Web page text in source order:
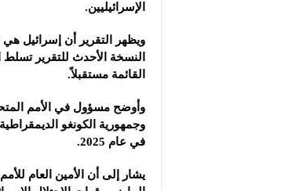
الإسرائيليين.‏
ويظهر التقرير أن إسرائيل هي
النسخة الأحدث للتقرير
القائمة مستقبلاً.‏
وأوضح مسؤول في الأمم
وجمهورية الكونغو
في عام 2025. ‏
يشار إلى أن الأمين العام